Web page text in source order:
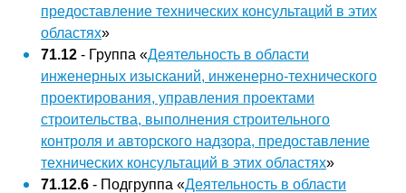
предоставление технических консультаций в этих
областях»
71.12 - Группа «Деятельность в области
инженерных изысканий, инженерно-технического
проектирования, управления проектами
строительства, выполнения строительного
контроля и авторского надзора, предоставление
технических консультаций в этих областях»
71.12.6 - Подгруппа «Деятельность в области